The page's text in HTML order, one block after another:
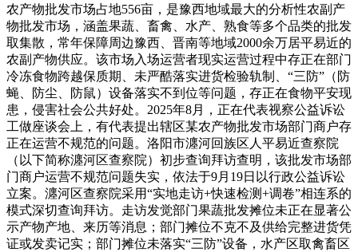
农产物批发市场占地556亩，是豫西地域最大的分析性农副产
物批发市场，涵盖果蔬、畜禽、水产、熟食等多个品类的批发
取集散，常年保障周边豫西、晋南等地域2000余万居平易近的
农副产物供应。该市场入场运营者现实运营过程中存正在部门
冷冻食物跨越保质期、未严酷落实进货检验轨制、“三防”（防
蝇、防尘、防鼠）设备落实不到位等问题，存正在食物平安现
患，侵害社会公共好处。2025年8月，正在代表视察公益诉讼
工做座谈会上，有代表提出辖区某农产物批发市场部门商户存
正在运营不规范的问题。洛阳市瀍河回族区人平易近查察院
（以下简称瀍河区查察院）初步查询拜访查明，该批发市场部
门商户运营不规范问题失实，依法于9月19日以行政公益诉讼
立案。瀍河区查察院采用“实地走访+快速检测+调卷”相连系的
模式深切查询拜访。走访发觉部门果蔬批发摊位未正在显著公
示产物产地、来历等消息；部门摊位不克不及供给完整进货凭
证或发卖记实；部门摊位未落实“三防”设备，水产区取禽畜区